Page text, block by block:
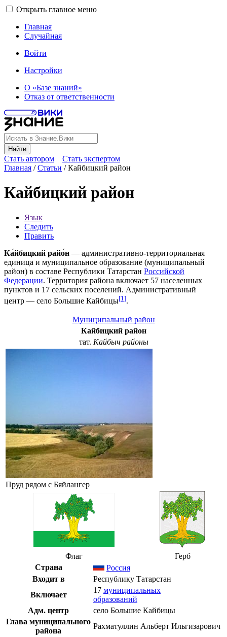
Открыть главное меню
Главная
Случайная
Войти
Настройки
О «Базе знаний»
Отказ от ответственности
Найти
Стать автором
Стать экспертом
Главная /Статьи /Кайбицкий район
Кайбицкий район
Язык
Следить
Править
Ка́йбицкий райо́н — административно-территориальная
единица и муниципальное образование (муниципальный
район) в составе Республики Татарстан Российской
Федерации. Территория района включает 57 населенных
пунктов и 17 сельских поселений. Административный
центр — село Большие Кайбицы[1].
Муниципальный район
Кайбицкий район
тат. Кайбыч районы
Пруд рядом с Бяйлангер
Флаг
Герб
Страна
Россия
Входит в
Республику Татарстан
Включает
17 муниципальных
образований
Адм. центр
село Большие Кайбицы
Глава муниципального
района
Рахматуллин Альберт Ильгизарович